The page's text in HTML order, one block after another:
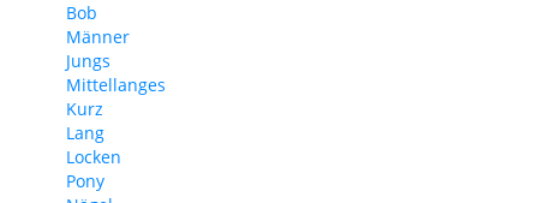
Bob
Männer
Jungs
Mittellanges
Kurz
Lang
Locken
Pony